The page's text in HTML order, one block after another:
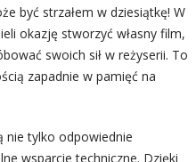
być strzałem w dziesiątkę! W
okazję stworzyć własny film,
swoich sił w reżyserii. To
zapadnie w pamięć na
tylko odpowiednie
wsparcie techniczne. Dzięki